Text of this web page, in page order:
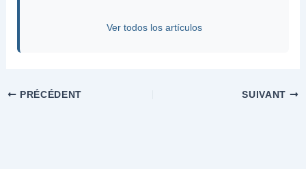
Ver todos los artículos
PRÉCÉDENT SUIVANT